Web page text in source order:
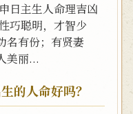
日主生人命理吉凶
巧聪明，才智少
名有份；有贤妻
美丽...
的人命好吗？